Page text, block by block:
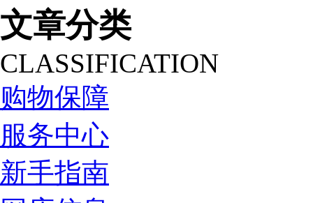
文章分类
CLASSIFICATION
购物保障
服务中心
新手指南